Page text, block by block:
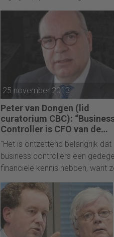
controller anno 2014? Hoe moet
zij de rol pakken die de
nodig heeft? Wat zijn de
kansen en bedreigingen? Een
met expert Herrie Geuzendam
(hoofddocent opleiding public
controller in een week).
25 november 2013
Peter van Dongen (lid
curatorium CBC):
Controller is CFO van de
toekomst”
"Het is ontzettend belangrijk dat
business controllers een
financiële kennis hebben, want
moeten kunnen sparren met het
van de cijferfabriek", zegt Peter
Dongen, interim Financieel
de Arbo Unie, de vroegere CFO
Audax en voormalig CFO en CEO